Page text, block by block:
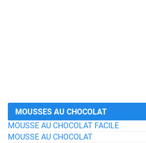
MOUSSES AU CHOCOLAT
MOUSSE AU CHOCOLAT FACILE
MOUSSE AU CHOCOLAT